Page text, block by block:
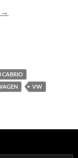
→
CABRIO
VW